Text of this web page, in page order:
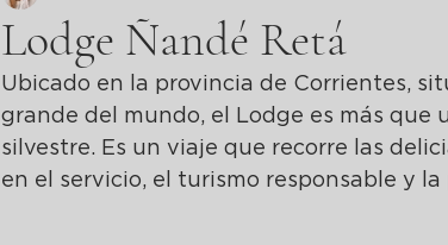
Lodge Ñandé Retá
Ubicado en la provincia de Corrientes,
grande del mundo, el Lodge es más que
silvestre. Es un viaje que recorre las
en el servicio, el turismo responsable y